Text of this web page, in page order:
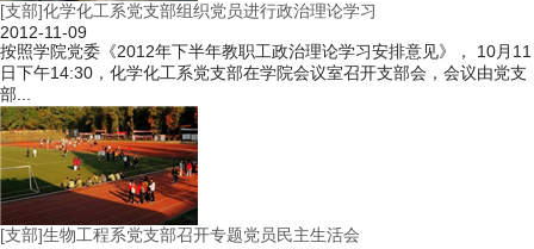
[支部]化学化工系党支部组织党员进行政治理论学习
2012-11-09
按照学院党委《2012年下半年教职工政治理论学习安排意见》， 10月11
日下午14:30，化学化工系党支部在学院会议室召开支部会，会议由党支
部...
[支部]生物工程系党支部召开专题党员民主生活会